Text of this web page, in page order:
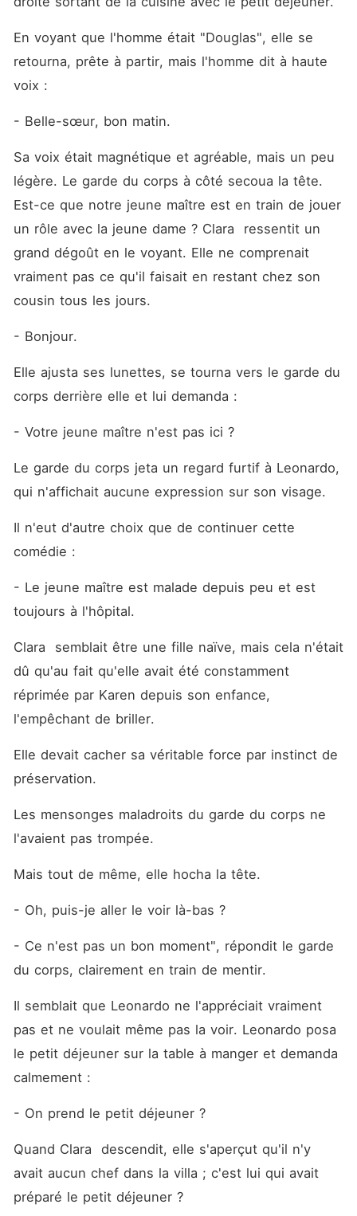
En voyant que l'homme était "Douglas", elle se
retourna, prête à partir, mais l'homme dit à haute
voix :
- Belle-sœur, bon matin.
Sa voix était magnétique et agréable, mais un peu
légère. Le garde du corps à côté secoua la tête.
Est-ce que notre jeune maître est en train de jouer
un rôle avec la jeune dame ? Clara  ressentit un
grand dégoût en le voyant. Elle ne comprenait
vraiment pas ce qu'il faisait en restant chez son
cousin tous les jours.
- Bonjour.
Elle ajusta ses lunettes, se tourna vers le garde du
corps derrière elle et lui demanda :
- Votre jeune maître n'est pas ici ?
Le garde du corps jeta un regard furtif à Leonardo,
qui n'affichait aucune expression sur son visage.
Il n'eut d'autre choix que de continuer cette
comédie :
- Le jeune maître est malade depuis peu et est
toujours à l'hôpital.
Clara  semblait être une fille naïve, mais cela n'était
dû qu'au fait qu'elle avait été constamment
réprimée par Karen depuis son enfance,
l'empêchant de briller.
Elle devait cacher sa véritable force par instinct de
préservation.
Les mensonges maladroits du garde du corps ne
l'avaient pas trompée.
Mais tout de même, elle hocha la tête.
- Oh, puis-je aller le voir là-bas ?
- Ce n'est pas un bon moment", répondit le garde
du corps, clairement en train de mentir.
Il semblait que Leonardo ne l'appréciait vraiment
pas et ne voulait même pas la voir. Leonardo posa
le petit déjeuner sur la table à manger et demanda
calmement :
- On prend le petit déjeuner ?
Quand Clara  descendit, elle s'aperçut qu'il n'y
avait aucun chef dans la villa ; c'est lui qui avait
préparé le petit déjeuner ?